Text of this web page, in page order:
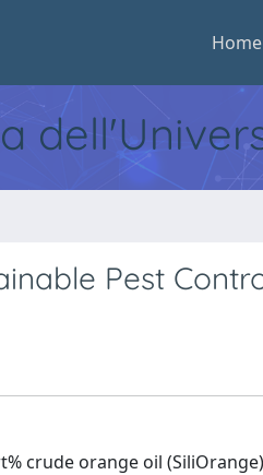
Home
Pest
crude orange oil